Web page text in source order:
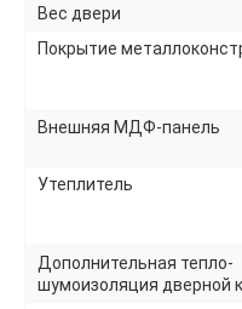
Вес двери
Покрытие
Внешняя МДФ-панель
Утеплитель
Дополнительная тепло-
шумоизоляция дверной